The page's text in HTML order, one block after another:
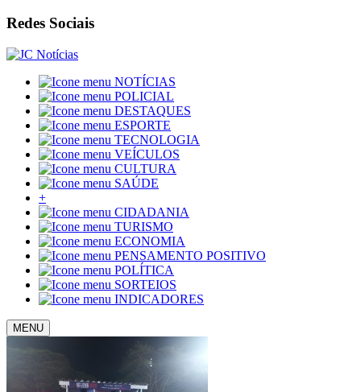
Redes Sociais
NOTÍCIAS
POLICIAL
DESTAQUES
ESPORTE
TECNOLOGIA
VEÍCULOS
CULTURA
SAÚDE
+
CIDADANIA
TURISMO
ECONOMIA
PENSAMENTO POSITIVO
POLÍTICA
SORTEIOS
INDICADORES
MENU